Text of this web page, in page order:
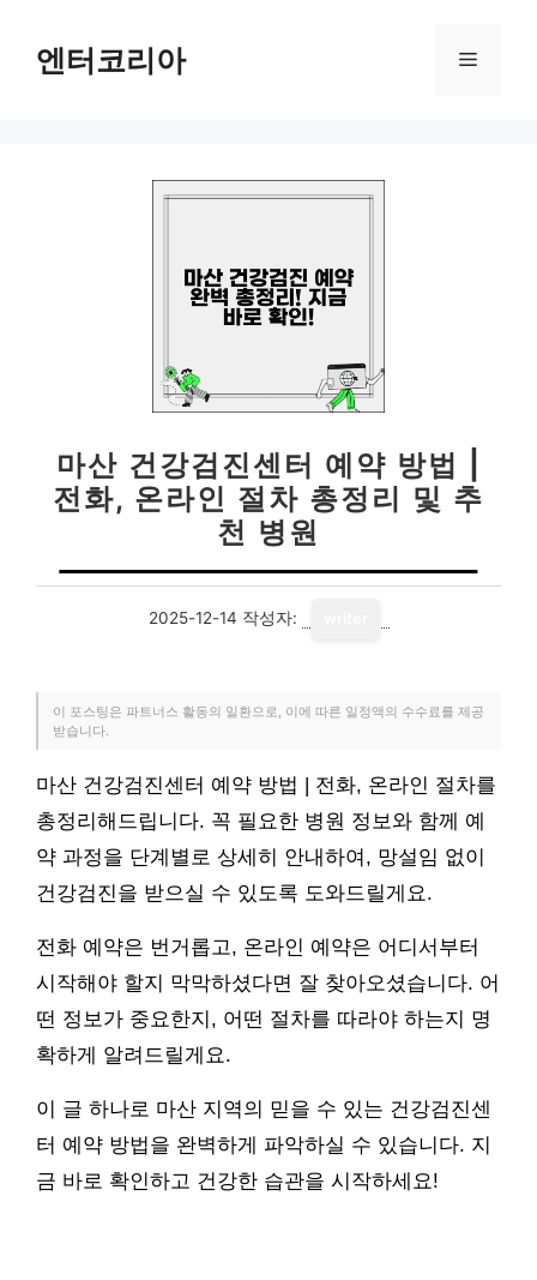
엔터코리아 메
마산 건강검진센터 예약 방법 |
전화, 온라인 절차 총정리 및 추
천 병원
2025-12-14 작성자:
이 포스팅은 파트너스 활동의 일환으로, 이에 따른 일정액의 수수료를 제공
받습니다.
마산 건강검진센터 예약 방법 | 전화, 온라인 절차를
총정리해드립니다. 꼭 필요한 병원 정보와 함께 예
약 과정을 단계별로 상세히 안내하여, 망설임 없이
건강검진을 받으실 수 있도록 도와드릴게요.
전화 예약은 번거롭고, 온라인 예약은 어디서부터
시작해야 할지 막막하셨다면 잘 찾아오셨습니다. 어
떤 정보가 중요한지, 어떤 절차를 따라야 하는지 명
확하게 알려드릴게요.
이 글 하나로 마산 지역의 믿을 수 있는 건강검진센
터 예약 방법을 완벽하게 파악하실 수 있습니다. 지
금 바로 확인하고 건강한 습관을 시작하세요!